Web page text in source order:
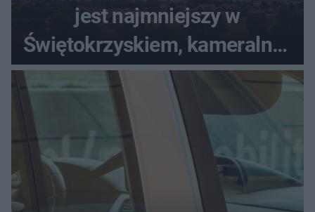
jest najmniejszy w
Świętokrzyskiem, kameralny i
bez tłumów